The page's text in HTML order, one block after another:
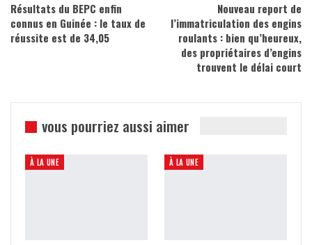
Résultats du BEPC enfin
connus en Guinée : le taux de
réussite est de 34,05
Nouveau report de
l’immatriculation des engins
roulants : bien qu’heureux,
des propriétaires d’engins
trouvent le délai court
vous pourriez aussi aimer
À LA UNE À LA UNE